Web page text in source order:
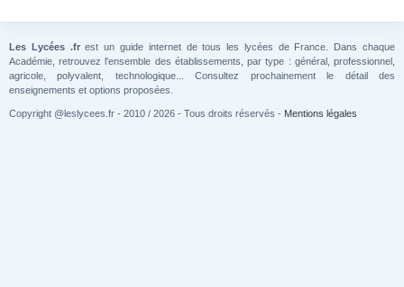
Les Lycées .frest un guide internet de tous les lycées de France. Dans chaque
Académie, retrouvez l'ensemble des établissements, par type : général, professionnel,
agricole, polyvalent, technologique... Consultez prochainement le détail des
enseignements et options proposées.
Copyright @leslycees.fr - 2010 / 2026 - Tous droits réservés - Mentions légales